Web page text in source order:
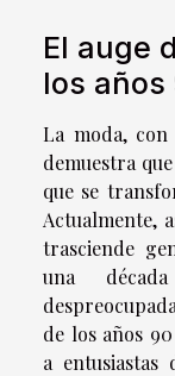
El auge
los años
La moda,
demuestra
que se
Actualmente,
trasciende
una
de los años
a